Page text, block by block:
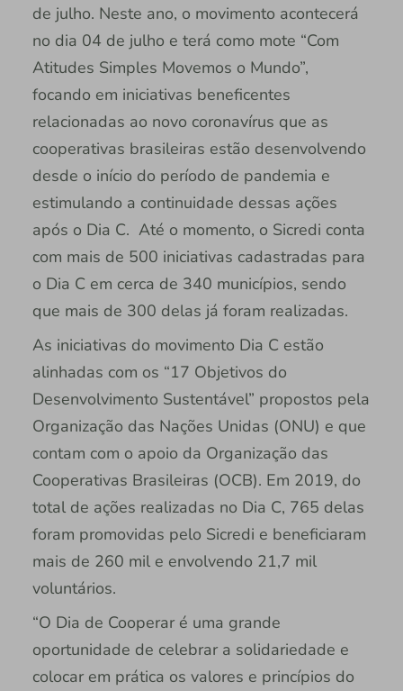
de julho. Neste ano, o movimento acontecerá
no dia 04 de julho e terá como mote “Com
Atitudes Simples Movemos o Mundo”,
focando em iniciativas beneficentes
relacionadas ao novo coronavírus que as
cooperativas brasileiras estão desenvolvendo
desde o início do período de pandemia e
estimulando a continuidade dessas ações
após o Dia C. Até o momento, o Sicredi conta
com mais de 500 iniciativas cadastradas para
o Dia C em cerca de 340 municípios, sendo
que mais de 300 delas já foram realizadas.
As iniciativas do movimento Dia C estão
alinhadas com os “17 Objetivos do
Desenvolvimento Sustentável” propostos pela
Organização das Nações Unidas (ONU) e que
contam com o apoio da Organização das
Cooperativas Brasileiras (OCB). Em 2019, do
total de ações realizadas no Dia C, 765 delas
foram promovidas pelo Sicredi e beneficiaram
mais de 260 mil e envolvendo 21,7 mil
voluntários.
“O Dia de Cooperar é uma grande
oportunidade de celebrar a solidariedade e
colocar em prática os valores e princípios do